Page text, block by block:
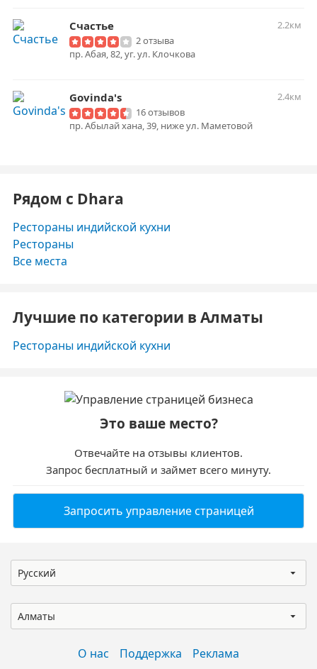
Счастье
2.2км
2 отзыва
пр. Абая, 82, уг. ул. Клочкова
Govinda's
2.4км
16 отзывов
пр. Абылай хана, 39, ниже ул. Маметовой
Рядом с Dhara
Рестораны индийской кухни
Рестораны
Все места
Лучшие по категории в Алматы
Рестораны индийской кухни
Это ваше место?
Отвечайте на отзывы клиентов.
Запрос бесплатный и займет всего минуту.
Запросить управление страницей
Русский
Алматы
О нас Поддержка Реклама